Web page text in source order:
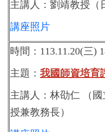
主講人： 劉靖教授
講座照片
時間：113.11.20(三)
主題： 我國師資培育
主講人： 林劭仁
（
授兼教務長）